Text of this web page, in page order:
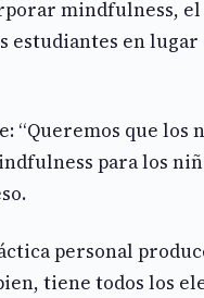
mindfulness,
estudiantes en lugar
“Queremos que los
para los
personal
tiene todos los